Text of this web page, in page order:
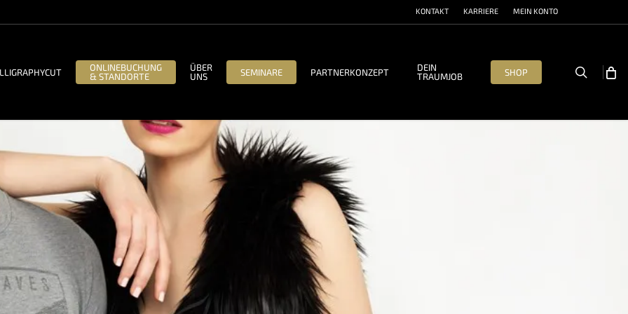
KONTAKT KARRIERE MEIN KONTO
ONLINEBUCHUNG
& STANDORTE
ÜBER
UNS
SEMINARE PARTNERKONZEPT
DEIN
TRAUMJOB
SHOP search